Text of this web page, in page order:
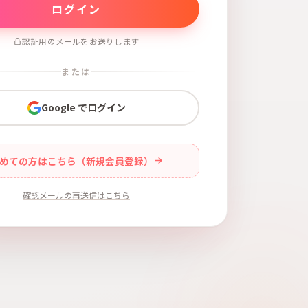
認証用のメールをお送りします
または
Google でログイン
ての方はこちら（新規会員登録）
確認メールの再送信はこちら